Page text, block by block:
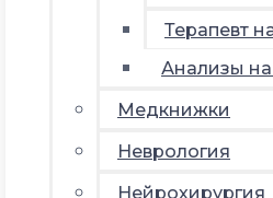
Терапевт
Анализы
Медкнижки
Неврология
Нейрохирургия